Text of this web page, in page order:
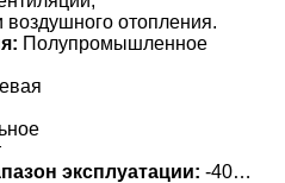
отопления.
Полупромышленное
эксплуатации: -40…